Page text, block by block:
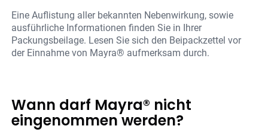
Eine Auflistung aller bekannten Nebenwirkung, sowie
ausführliche Informationen finden Sie in Ihrer
Packungsbeilage. Lesen Sie sich den Beipackzettel vor
der Einnahme von Mayra® aufmerksam durch.
Wann darf Mayra® nicht
eingenommen werden?